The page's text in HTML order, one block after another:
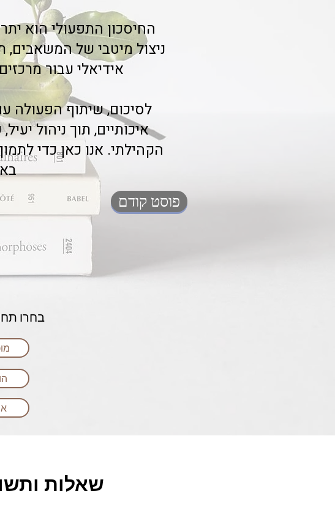
החיסכון התפעולי הוא
ניצול מיטבי של המשאבים,
אידיאלי עבור
איכותיים, תוך ניהול
הקהילתי. אנו כאן כדי
פוסט קודם
בחרו
שאלות